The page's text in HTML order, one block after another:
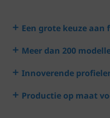
Een grote keuze
Meer dan 200
Innoverende
Productie op maat